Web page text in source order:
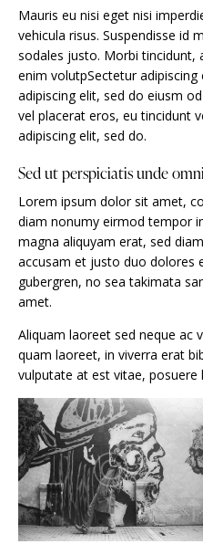
Mauris eu nisi eget nisi
vehicula risus. Suspendisse id
sodales justo. Morbi tincidunt,
enim volutpSectetur
adipiscing elit, sed do eiusm
vel placerat eros, eu tincidunt
adipiscing elit, sed do.
Sed ut perspiciatis unde
Lorem ipsum dolor sit amet,
diam nonumy eirmod tempor
magna aliquyam erat, sed
accusam et justo duo dolores
gubergren, no sea takimata
amet.
Aliquam laoreet sed neque ac
quam laoreet, in viverra erat
vulputate at est vitae, posuere